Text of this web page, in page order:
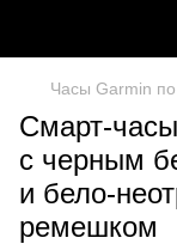
Часы Garmin
Смарт-
с черным
и бело-
ремешком